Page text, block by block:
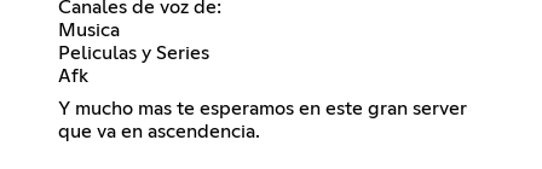
Canales de voz de:
Musica
Peliculas y Series
Afk
Y mucho mas te esperamos en este gran server
que va en ascendencia.